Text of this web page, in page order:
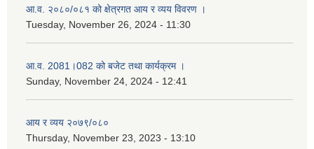
आ.व. २०८०/०८१ को क्षेत्रगत आय र व्यय विवरण ।
Tuesday, November 26, 2024 - 11:30
आ.व. 2081।082 को बजेट तथा कार्यक्रम ।
Sunday, November 24, 2024 - 12:41
आय र व्यय २०७९/०८०
Thursday, November 23, 2023 - 13:10